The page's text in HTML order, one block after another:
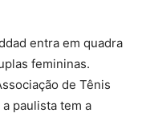
entra em quadra
femininas.
de Tênis
paulista tem a